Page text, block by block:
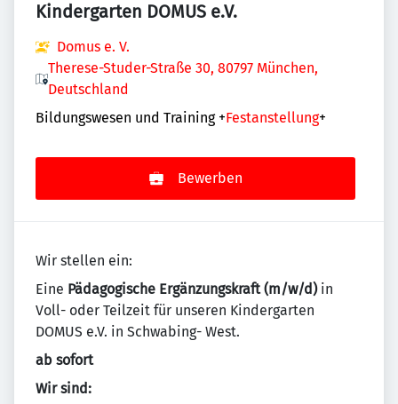
Kindergarten DOMUS e.V.
Domus e. V.
Therese-Studer-Straße 30, 80797 München,
Deutschland
Bildungswesen und Training +Festanstellung+
Bewerben
Wir stellen ein:
Eine Pädagogische Ergänzungskraft (m/w/d) in
Voll- oder Teilzeit für unseren Kindergarten
DOMUS e.V. in Schwabing- West.
ab sofort
Wir sind: